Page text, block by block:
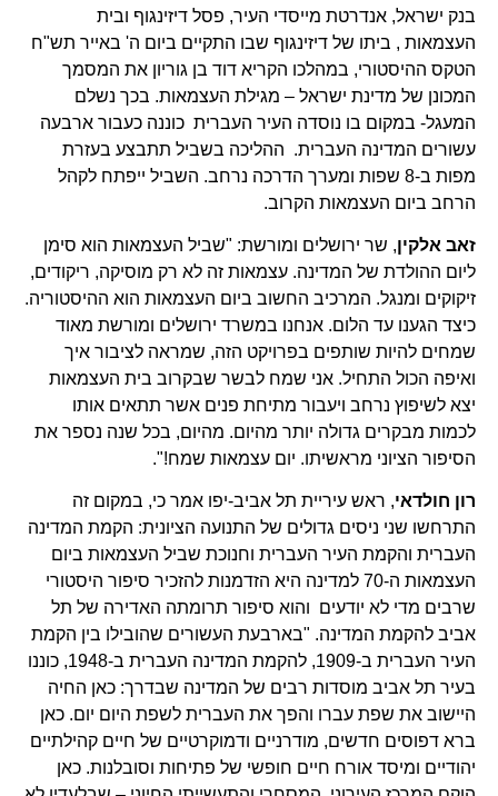
בנק ישראל, אנדרטת מייסדי העיר, פסל דיזינגוף ובית
העצמאות , ביתו של דיזינגוף שבו התקיים ביום ה' באייר תש"ח
הטקס ההיסטורי, במהלכו הקריא דוד בן גוריון את המסמך
המכונן של מדינת ישראל – מגילת העצמאות. בכך נשלם
המעגל- במקום בו נוסדה העיר העברית כוננה כעבור ארבעה
עשורים המדינה העברית. ההליכה בשביל תתבצע בעזרת
מפות ב-8 שפות ומערך הדרכה נרחב. השביל ייפתח לקהל
הרחב ביום העצמאות הקרוב.
זאב אלקין, שר ירושלים ומורשת: "שביל העצמאות הוא סימן
ליום ההולדת של המדינה. עצמאות זה לא רק מוסיקה, ריקודים,
זיקוקים ומנגל. המרכיב החשוב ביום העצמאות הוא ההיסטוריה.
כיצד הגענו עד הלום. אנחנו במשרד ירושלים ומורשת מאוד
שמחים להיות שותפים בפרויקט הזה, שמראה לציבור איך
ואיפה הכול התחיל. אני שמח לבשר שבקרוב בית העצמאות
יצא לשיפוץ נרחב ויעבור מתיחת פנים אשר תתאים אותו
לכמות מבקרים גדולה יותר מהיום. מהיום, בכל שנה נספר את
הסיפור הציוני מראשיתו. יום עצמאות שמח!".
רון חולדאי, ראש עיריית תל אביב-יפו אמר כי, במקום זה
התרחשו שני ניסים גדולים של התנועה הציונית: הקמת המדינה
העברית והקמת העיר העברית וחנוכת שביל העצמאות ביום
העצמאות ה-70 למדינה היא הזדמנות להזכיר סיפור היסטורי
שרבים מדי לא יודעים  והוא סיפור תרומתה האדירה של תל
אביב להקמת המדינה. "בארבעת העשורים שהובילו בין הקמת
העיר העברית ב-1909, להקמת המדינה העברית ב-1948, כוננו
בעיר תל אביב מוסדות רבים של המדינה שבדרך: כאן החיה
היישוב את שפת עברו והפך את העברית לשפת היום יום. כאן
ברא דפוסים חדשים, מודרניים ודמוקרטיים של חיים קהילתיים
יהודיים ומיסד אורח חיים חופשי של פתיחות וסובלנות. כאן